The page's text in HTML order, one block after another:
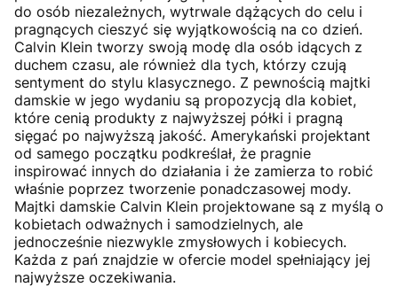
do osób niezależnych, wytrwale dążących do celu i
pragnących cieszyć się wyjątkowością na co dzień.
Calvin Klein tworzy swoją modę dla osób idących z
duchem czasu, ale również dla tych, którzy czują
sentyment do stylu klasycznego. Z pewnością majtki
damskie w jego wydaniu są propozycją dla kobiet,
które cenią produkty z najwyższej półki i pragną
sięgać po najwyższą jakość. Amerykański projektant
od samego początku podkreślał, że pragnie
inspirować innych do działania i że zamierza to robić
właśnie poprzez tworzenie ponadczasowej mody.
Majtki damskie Calvin Klein projektowane są z myślą o
kobietach odważnych i samodzielnych, ale
jednocześnie niezwykle zmysłowych i kobiecych.
Każda z pań znajdzie w ofercie model spełniający jej
najwyższe oczekiwania.